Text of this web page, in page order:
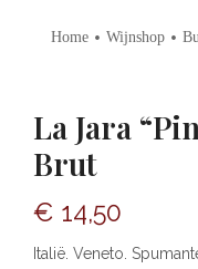
Home • Wijnshop •
La Jara
Brut
€ 14,50
Italië. Veneto.